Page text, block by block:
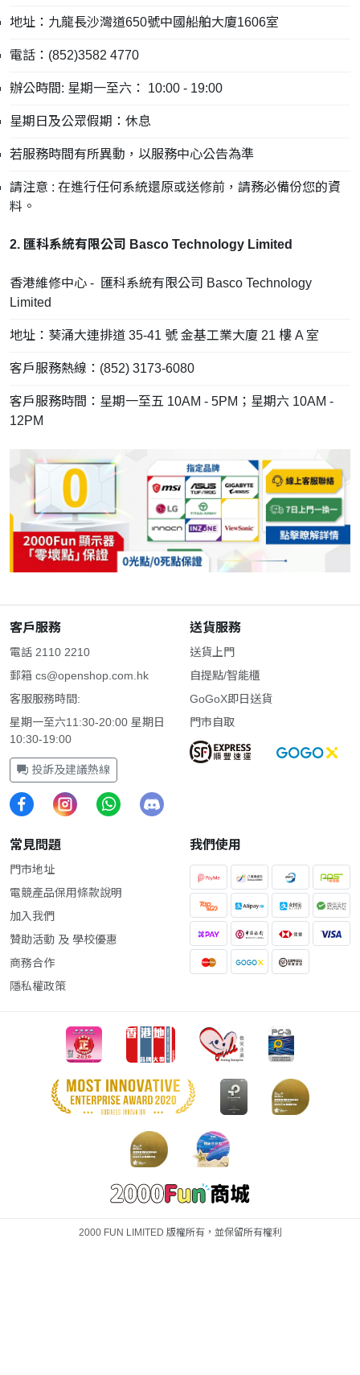
地址：九龍長沙灣道650號中國船舶大廈1606室
電話：(852)3582 4770
辦公時間: 星期一至六： 10:00 - 19:00
星期日及公眾假期：休息
若服務時間有所異動，以服務中心公告為準
請注意 : 在進行任何系統還原或送修前，請務必備份您的資
料。
2. 匯科系統有限公司 Basco Technology Limited
香港維修中心 - 匯科系統有限公司 Basco Technology
Limited
地址：葵涌大連排道 35-41 號 金基工業大廈 21 樓 A 室
客戶服務熱線：(852) 3173-6080
客戶服務時間：星期一至五 10AM - 5PM；星期六 10AM -
12PM
客戶服務
電話 2110 2210
郵箱 cs@openshop.com.hk
客服服務時間:
星期一至六11:30-20:00 星期日
10:30-19:00
投訴及建議熱線
送貨服務
送貨上門
自提點/智能櫃
GoGoX即日送貨
門市自取
常見問題
門市地址
電競產品保用條款說明
加入我們
贊助活動 及 學校優惠
商務合作
隱私權政策
我們使用
2000 FUN LIMITED 版權所有，並保留所有權利